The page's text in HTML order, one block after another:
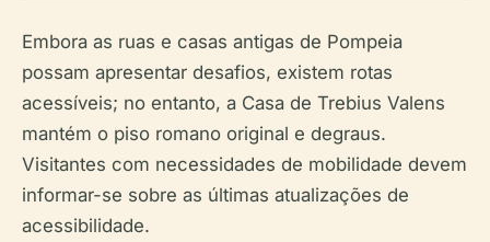
Embora as ruas e casas antigas de Pompeia
possam apresentar desafios, existem rotas
acessíveis; no entanto, a Casa de Trebius Valens
mantém o piso romano original e degraus.
Visitantes com necessidades de mobilidade devem
informar-se sobre as últimas atualizações de
acessibilidade.